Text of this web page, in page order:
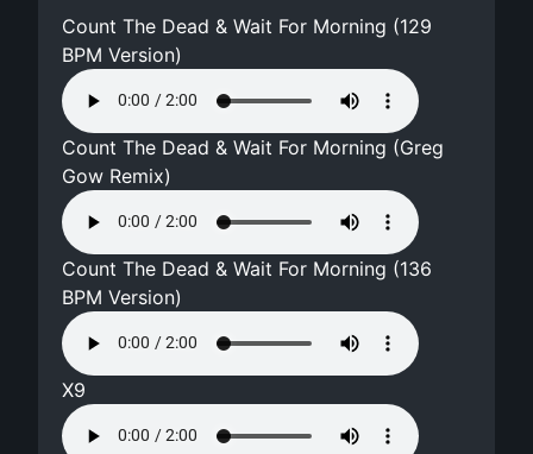
Count The Dead & Wait For Morning (129
BPM Version)
Count The Dead & Wait For Morning (Greg
Gow Remix)
Count The Dead & Wait For Morning (136
BPM Version)
X9